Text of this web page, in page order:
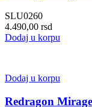
SLU0260
4.490,00 rsd
Dodaj u korpu
Dodaj u korpu
Redragon